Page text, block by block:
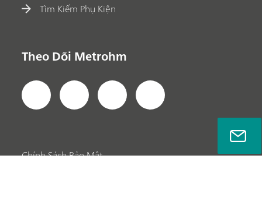
Tìm Kiếm Phụ Kiện
Theo Dõi Metrohm
Chính Sách Bảo Mật